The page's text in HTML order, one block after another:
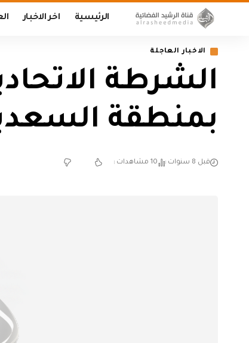
الرئيسية اخر الاخبار
الاخبار العاجلة
الشرطة
بمنطقة
قبل 8 سنوات 10 مشاهدات